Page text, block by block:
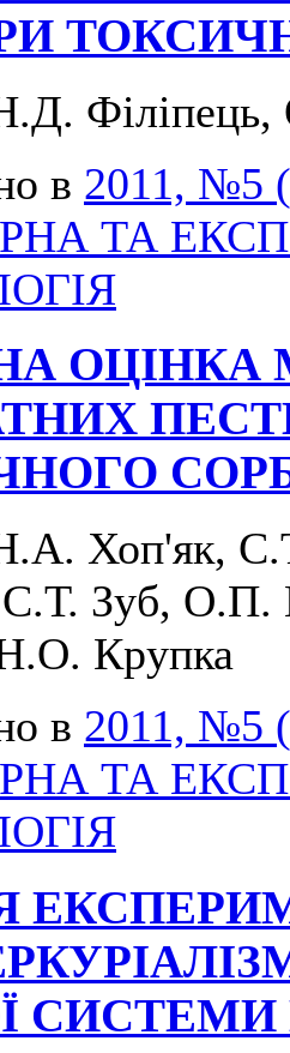
в 2011, №5
ТА
ОЦІНКА
Хоп'як,
С.Т. Зуб, О.П.
Крупка
в 2011, №5
ТА